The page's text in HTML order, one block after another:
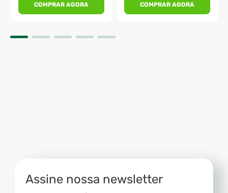
COMPRAR AGORA COMPRAR AGORA
Assine nossa newsletter